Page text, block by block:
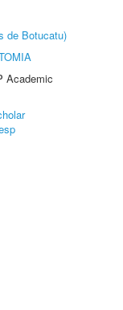
de Botucatu)
Academic